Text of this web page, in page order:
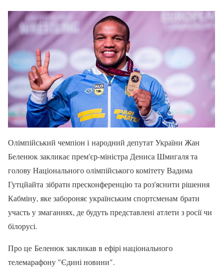
Олімпійський чемпіон і народний депутат України Жан
Беленюк закликає прем'єр-міністра Дениса Шмигаля та
голову Національного олімпійського комітету Вадима
Гутцйайта зібрати пресконференцію та роз'яснити рішення
Кабміну, яке забороняє українським спортсменам брати
участь у змаганнях, де будуть представлені атлети з росії чи
білорусі.
Про це Беленюк закликав в ефірі національного
телемарафону "Єдині новини".